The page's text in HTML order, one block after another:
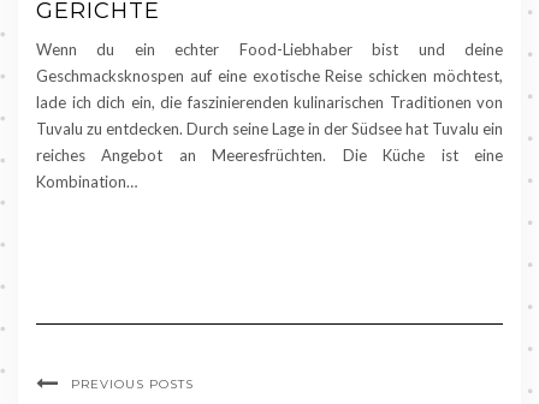
GERICHTE
Wenn du ein echter Food-Liebhaber bist und deine
Geschmacksknospen auf eine exotische Reise schicken möchtest,
lade ich dich ein, die faszinierenden kulinarischen Traditionen von
Tuvalu zu entdecken. Durch seine Lage in der Südsee hat Tuvalu ein
reiches Angebot an Meeresfrüchten. Die Küche ist eine
Kombination…
PREVIOUS POSTS